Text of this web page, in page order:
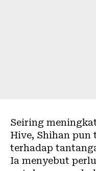
Seiring
Hive, Shihan
terhadap
Ia menyebut